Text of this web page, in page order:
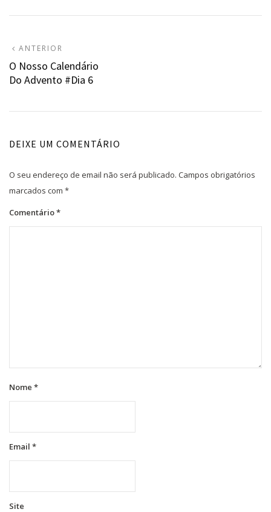
Navegação
de
ANTERIOR
ANTERIOR:
O Nosso Calendário
Do Advento #Dia 6
DEIXE UM COMENTÁRIO
O seu endereço de email não será publicado. Campos obrigatórios
marcados com *
Comentário*
Nome *
Email *
Site